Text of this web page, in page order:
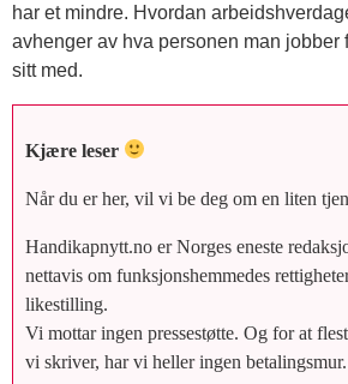
har et mindre. Hvordan
avhenger av hva personen man jobber
sitt med.
Kjære leser
Når du er her, vil vi be deg om en liten
Handikapnytt.no er Norges eneste
nettavis om funksjonshemmedes
likestilling.
Vi mottar ingen pressestøtte. Og for at
vi skriver, har vi heller ingen betalingsmur.